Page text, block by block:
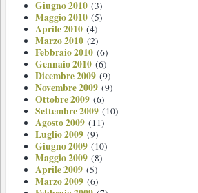
Giugno 2010 (3)
Maggio 2010 (5)
Aprile 2010 (4)
Marzo 2010 (2)
Febbraio 2010 (6)
Gennaio 2010 (6)
Dicembre 2009 (9)
Novembre 2009 (9)
Ottobre 2009 (6)
Settembre 2009 (10)
Agosto 2009 (11)
Luglio 2009 (9)
Giugno 2009 (10)
Maggio 2009 (8)
Aprile 2009 (5)
Marzo 2009 (6)